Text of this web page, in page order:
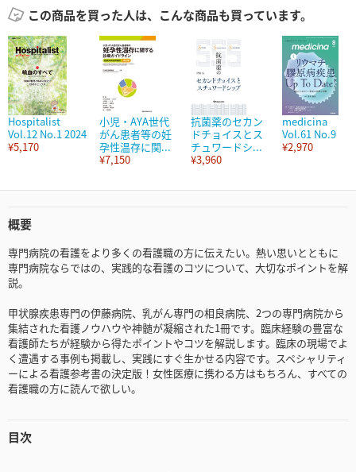
この商品を買った人は、こんな商品も買っています。
Hospitalist
Vol.12 No.1 2024
¥5,170
小児・AYA世代
がん患者等の妊
孕性温存に関...
¥7,150
抗菌薬のセカン
ドチョイスとス
チュワードシ...
¥3,960
medicina
Vol.61 No.9
¥2,970
概要
専門病院の看護をより多くの看護職の方に伝えたい。熱い思いとともに
専門病院ならではの、実践的な看護のコツについて、大切なポイントを解
説。
甲状腺疾患専門の伊藤病院、乳がん専門の相良病院、2つの専門病院から
集結された看護ノウハウや神髄が凝縮された1冊です。臨床経験の豊富な
看護師たちが経験から得たポイントやコツを解説します。臨床の現場でよ
く遭遇する事例も掲載し、実践にすぐ生かせる内容です。スペシャリティ
ーによる看護参考書の決定版！女性医療に携わる方はもちろん、すべての
看護職の方に読んで欲しい。
目次